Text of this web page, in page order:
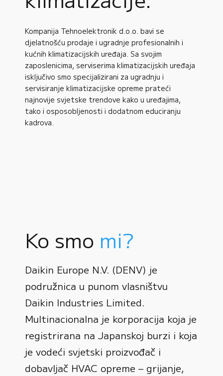
Kompanija Tehnoelektronik d.o.o. bavi se
djelatnošću prodaje i ugradnje profesionalnih i
kućnih klimatizacijskih uređaja. Sa svojim
zaposlenicima, serviserima klimatizacijskih uređaja
isključivo smo specijalizirani za ugradnju i
servisiranje klimatizacijske opreme prateći
najnovije svjetske trendove kako u uređajima,
tako i osposobljenosti i dodatnom educiranju
kadrova.
Ko smo mi?
Daikin Europe N.V. (DENV) je
podružnica u punom vlasništvu
Daikin Industries Limited.
Multinacionalna je korporacija koja je
registrirana na Japanskoj burzi i koja
je vodeći svjetski proizvođač i
dobavljač HVAC opreme – grijanje,
0